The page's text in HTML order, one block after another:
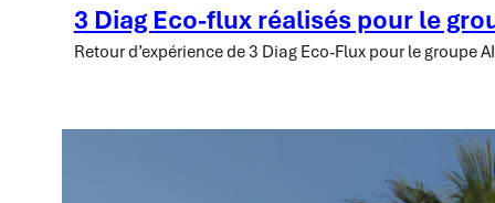
3 Diag Eco-flux réalisés pour le
Retour d’expérience de 3 Diag Eco-Flux pour le groupe